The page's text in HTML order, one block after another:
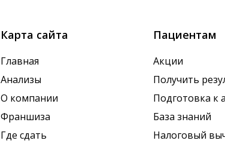
Карта сайта
Главная
Анализы
О компании
Франшиза
Где сдать
Пациентам
Акции
Получить
Подготовка к
База знаний
Налоговый